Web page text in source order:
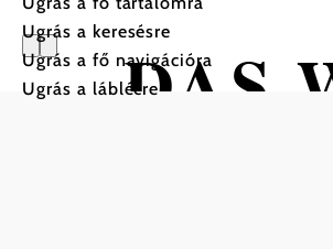
Ugrás a keresésre
Ugrás a fő navigációra
Ugrás a láblécreDAS